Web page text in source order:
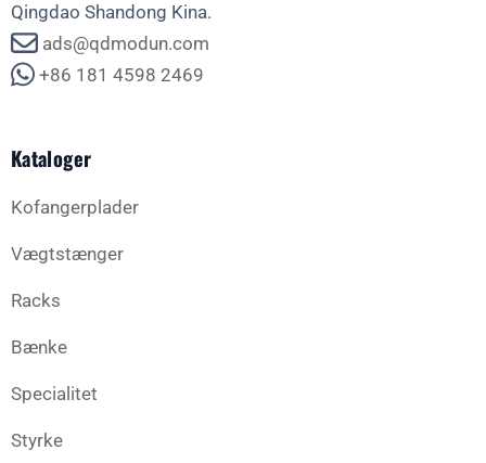
Qingdao Shandong Kina.
ads@qdmodun.com
+86 181 4598 2469
Kataloger
Kofangerplader
Vægtstænger
Racks
Bænke
Specialitet
Styrke